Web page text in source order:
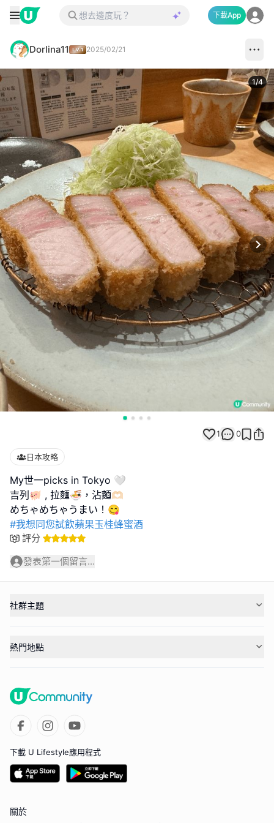
下載App
Dorlina11 2025/02/21
1/4
1 0
日本攻略
My世一picks in Tokyo 🤍
吉列🐖 , 拉麵🍜，沾麵🫶🏻
#我想同您試飲蘋果玉桂蜂蜜酒
評分
發表第一個留言...
社群主題
熱門地點
下載 U Lifestyle應用程式
關於